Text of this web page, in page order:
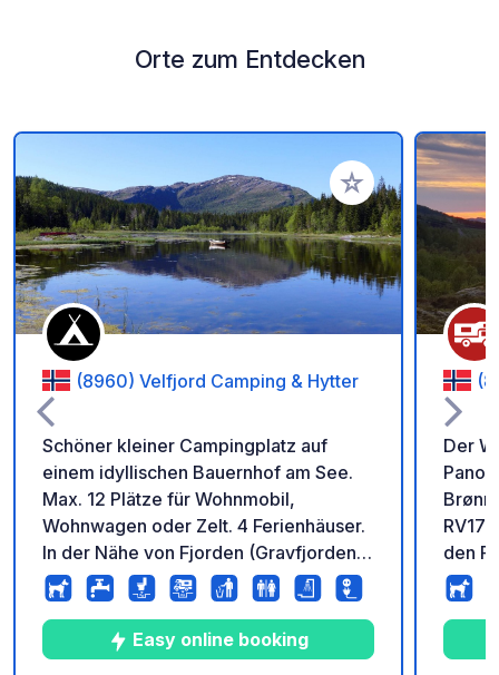
Orte zum Entdecken
Zu Ihren Favoriten
(8960) Velfjord Camping & Hytter
Schöner kleiner Campingplatz auf
einem idyllischen Bauernhof am See.
Max. 12 Plätze für Wohnmobil,
Wohnwagen oder Zelt. 4 Ferienhäuser.
In der Nähe von Fjorden (Gravfjorden +
Velfjorden). Blick auf See und Berge.
Wanderwege direkt vom Campingplatz
aus. Vor Ort Verleih von Ruderbooten,
Kanus und Tretbooten, Verkauf von
Easy online booking
Der
RV17
den Fjord. Wir
Rasenfläche.